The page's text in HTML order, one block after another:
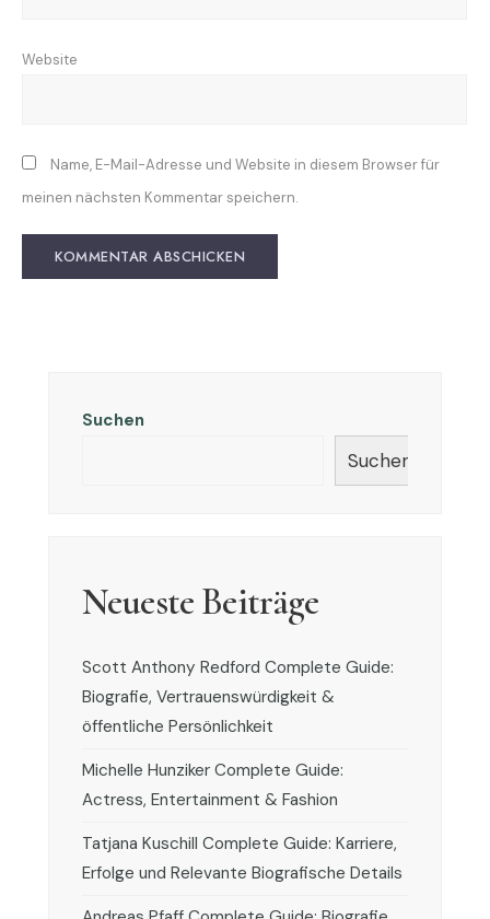
Website
Name, E-Mail-Adresse und Website in diesem Browser für
meinen nächsten Kommentar speichern.
Suchen
Suchen
Neueste Beiträge
Scott Anthony Redford Complete Guide:
Biografie, Vertrauenswürdigkeit &
öffentliche Persönlichkeit
Michelle Hunziker Complete Guide:
Actress, Entertainment & Fashion
Tatjana Kuschill Complete Guide: Karriere,
Erfolge und Relevante Biografische Details